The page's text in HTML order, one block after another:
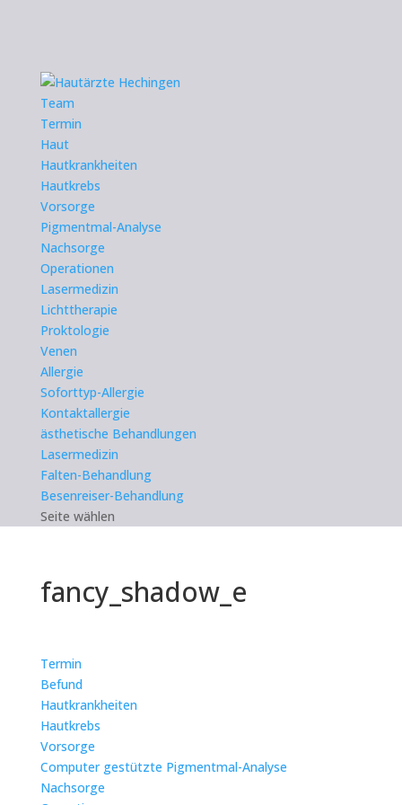
Team
Termin
Haut
Hautkrankheiten
Hautkrebs
Vorsorge
Pigmentmal-Analyse
Nachsorge
Operationen
Lasermedizin
Lichttherapie
Proktologie
Venen
Allergie
Soforttyp-Allergie
Kontaktallergie
ästhetische Behandlungen
Lasermedizin
Falten-Behandlung
Besenreiser-Behandlung
Seite wählen
fancy_shadow_e
Termin
Befund
Hautkrankheiten
Hautkrebs
Vorsorge
Computer gestützte Pigmentmal-Analyse
Nachsorge